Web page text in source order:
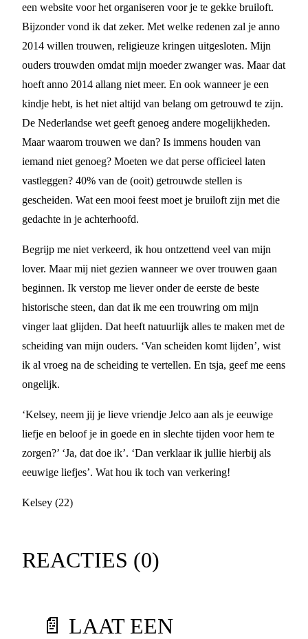
een website voor het organiseren voor je te gekke bruiloft.
Bijzonder vond ik dat zeker. Met welke redenen zal je anno
2014 willen trouwen, religieuze kringen uitgesloten. Mijn
ouders trouwden omdat mijn moeder zwanger was. Maar dat
hoeft anno 2014 allang niet meer. En ook wanneer je een
kindje hebt, is het niet altijd van belang om getrouwd te zijn.
De Nederlandse wet geeft genoeg andere mogelijkheden.
Maar waarom trouwen we dan? Is immens houden van
iemand niet genoeg? Moeten we dat perse officieel laten
vastleggen? 40% van de (ooit) getrouwde stellen is
gescheiden. Wat een mooi feest moet je bruiloft zijn met die
gedachte in je achterhoofd.
Begrijp me niet verkeerd, ik hou ontzettend veel van mijn
lover. Maar mij niet gezien wanneer we over trouwen gaan
beginnen. Ik verstop me liever onder de eerste de beste
historische steen, dan dat ik me een trouwring om mijn
vinger laat glijden. Dat heeft natuurlijk alles te maken met de
scheiding van mijn ouders. ‘Van scheiden komt lijden’, wist
ik al vroeg na de scheiding te vertellen. En tsja, geef me eens
ongelijk.
‘Kelsey, neem jij je lieve vriendje Jelco aan als je eeuwige
liefje en beloof je in goede en in slechte tijden voor hem te
zorgen?’ ‘Ja, dat doe ik’. ‘Dan verklaar ik jullie hierbij als
eeuwige liefjes’. Wat hou ik toch van verkering!
Kelsey (22)
REACTIES (0)
📄 LAAT EEN